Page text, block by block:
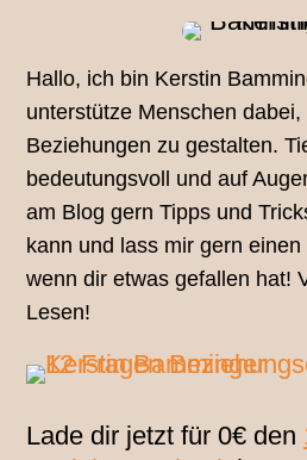
Hallo, ich bin Kerstin
unterstütze Menschen
Beziehungen zu gestalten.
bedeutungsvoll und auf
am Blog gern Tipps und
kann und lass mir gern
wenn dir etwas gefallen hat!
Lesen!
Lade dir jetzt für 0€ den